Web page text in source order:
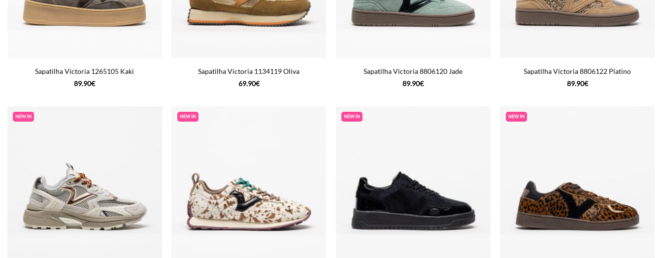
Sapatilha Victoria 1265105 Kaki
89.90€
Sapatilha Victoria 1134119 Oliva
69.90€
Sapatilha Victoria 8806120 Jade
89.90€
Sapatilha Victoria 8806122 Platino
89.90€
NEW IN NEW IN NEW IN NEW IN